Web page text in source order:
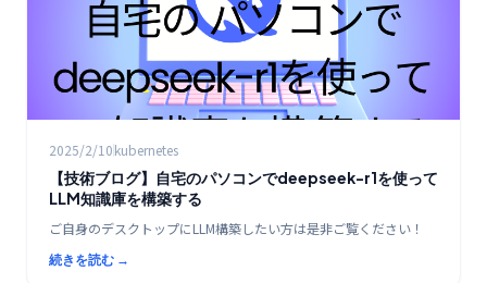
2025/2/10kubernetes
【技術ブログ】自宅のパソコンでdeepseek-r1を使って
LLM知識庫を構築する
ご自身のデスクトップにLLM構築したい方は是非ご覧ください！
続きを読む →